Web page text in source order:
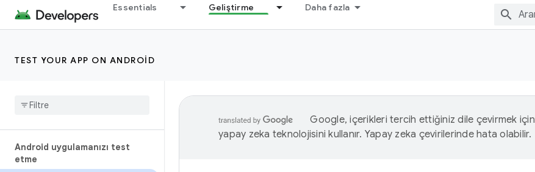
Essentials Geliştirme Daha fazla
TEST YOUR APP ON ANDROID
Android uygulamanızı test
etme
Google, içerikleri tercih ettiğiniz dile çevirmek için
yapay zeka teknolojisini kullanır. Yapay zeka çevirilerinde hata olabilir.